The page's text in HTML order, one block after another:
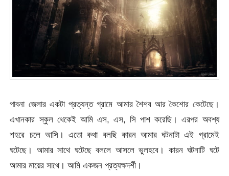
পাবনা জেলার একটা প্রত্যন্ত গ্রামে আমার শৈশব আর কৈশোর কেটেছে।
এখানকার স্কুল থেকেই আমি এস, এস, সি পাশ করেছি। এরপর অবশ্য
শহরে চলে আসি। এতো কথা বলছি কারন আমার ঘটনাটা এই গ্রামেই
ঘটেছে। আমার সাথে ঘটেছে বললে আসলে ভুলহবে। কারন ঘটনাটি ঘটে
আমার মায়ের সাথে। আমি একজন প্রত্যক্ষদর্শী।